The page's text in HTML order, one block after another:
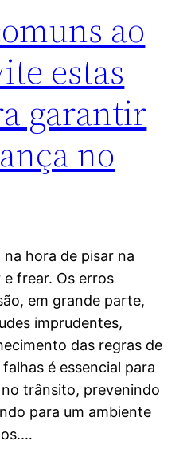
ao
estas
garantir
no
na hora de pisar na
frear. Os erros
em grande parte,
imprudentes,
das regras de
é essencial para
trânsito, prevenindo
para um ambiente